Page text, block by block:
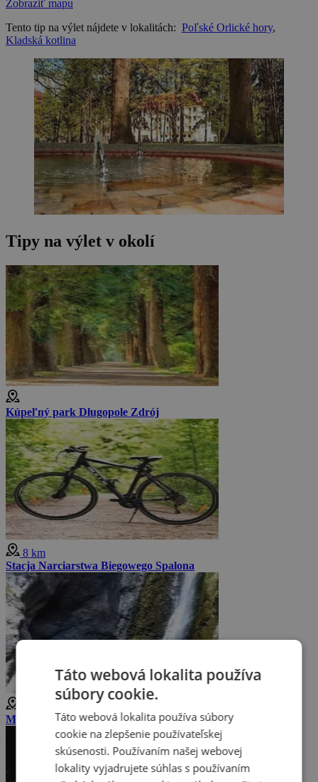
Zobraziť mapu
Tento tip na výlet nájdete v lokalitách: Poľské Orlické hory,
Kladská kotlina
Tipy na výlet v okolí
Kúpeľný park Długopole Zdrój
8 km
Stacja Narciarstwa Biegowego Spalona
Międzygórze
Táto webová lokalita používa
súbory cookie.
Táto webová lokalita používa súbory
cookie na zlepšenie používateľskej
skúsenosti. Používaním našej webovej
lokality vyjadrujete súhlas s používaním